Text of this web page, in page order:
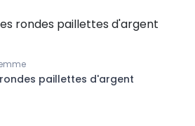
paillettes d'argent